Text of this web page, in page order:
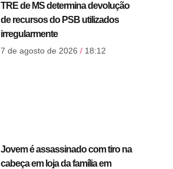
TRE de MS determina devolução
de recursos do PSB utilizados
irregularmente
7 de agosto de 2026 18:12
Jovem é assassinado com tiro na
cabeça em loja da família em